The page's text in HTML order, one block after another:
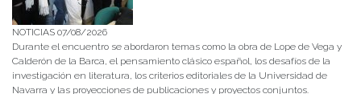
NOTICIAS 07/08/2026
Durante el encuentro se abordaron temas como la obra de Lope de Vega y
Calderón de la Barca, el pensamiento clásico español, los desafíos de la
investigación en literatura, los criterios editoriales de la Universidad de
Navarra y las proyecciones de publicaciones y proyectos conjuntos.